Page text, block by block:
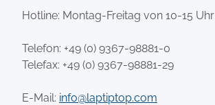
Hotline: Montag-Freitag von 10-15 Uhr
Telefon: +49 (0) 9367-98881-0
Telefax: +49 (0) 9367-98881-29
E-Mail: info@laptiptop.com